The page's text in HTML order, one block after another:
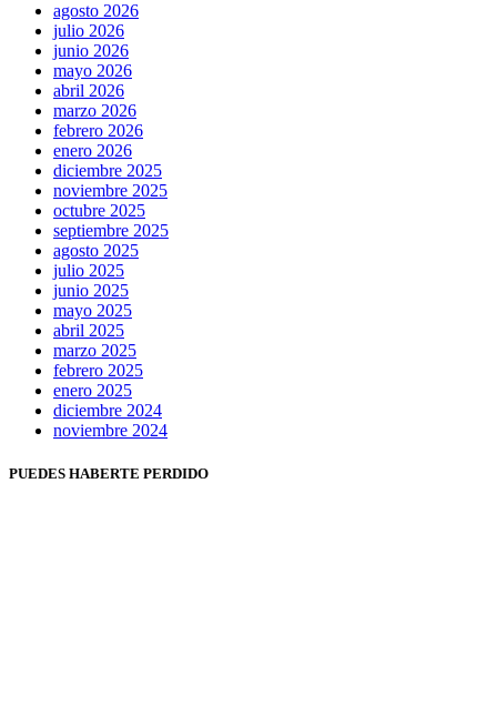
agosto 2026
julio 2026
junio 2026
mayo 2026
abril 2026
marzo 2026
febrero 2026
enero 2026
diciembre 2025
noviembre 2025
octubre 2025
septiembre 2025
agosto 2025
julio 2025
junio 2025
mayo 2025
abril 2025
marzo 2025
febrero 2025
enero 2025
diciembre 2024
noviembre 2024
PUEDES HABERTE PERDIDO